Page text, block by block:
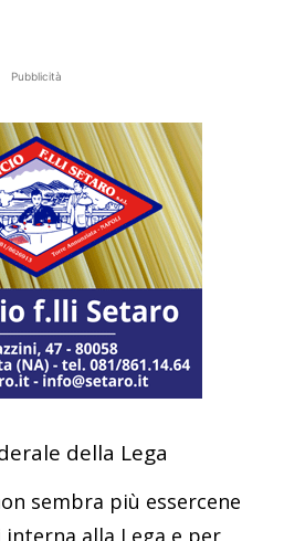
Pubblicità
della Lega
sembra più essercene
alla Lega e per